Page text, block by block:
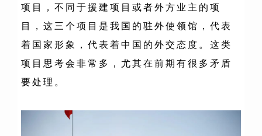
项目，不同于援建项目或者外方业主的项
目，这三个项目是我国的驻外使领馆，代表
着国家形象，代表着中国的外交态度。这类
项目思考会非常多，尤其在前期有很多矛盾
要处理。